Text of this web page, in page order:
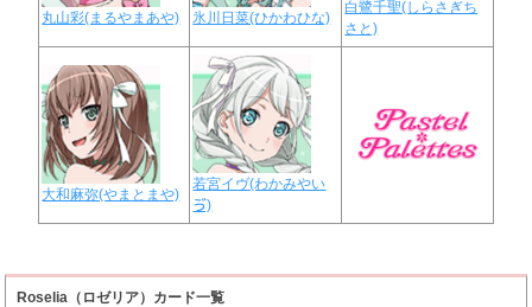
丸山彩(まるやまあや) 氷川日菜(ひかわひな)
白鷺千聖(しらさぎち
さと)
大和麻弥(やまとまや)
若宮イヴ(わかみやい
ゔ)
Roselia（ロゼリア）カード一覧